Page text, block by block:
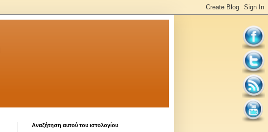
Αναζήτηση αυτού του ιστολογίου